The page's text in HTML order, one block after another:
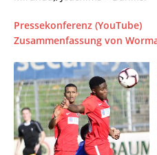
Pressekonferenz (YouTube)
Zusammenfassung von